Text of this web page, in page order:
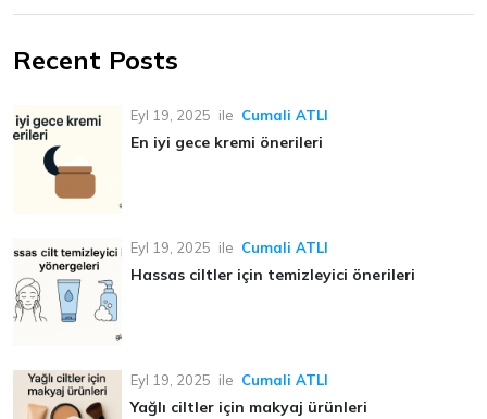
Recent Posts
Eyl 19, 2025 ile Cumali ATLI
En iyi gece kremi önerileri
Eyl 19, 2025 ile Cumali ATLI
Hassas ciltler için temizleyici önerileri
Eyl 19, 2025 ile Cumali ATLI
Yağlı ciltler için makyaj ürünleri